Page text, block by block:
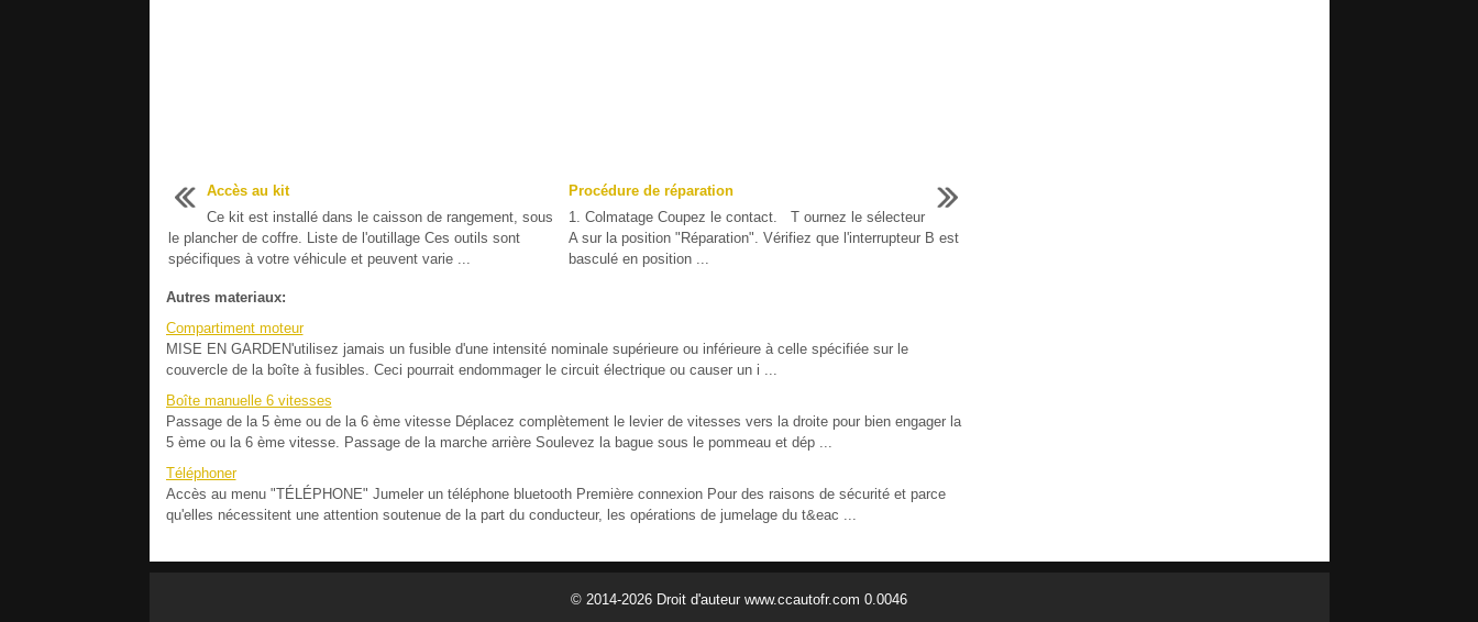
Accès au kit
Ce kit est installé dans le caisson de rangement, sous
le plancher de coffre. Liste de l'outillage Ces outils sont
spécifiques à votre véhicule et peuvent varie ...
Procédure de réparation
1. Colmatage Coupez le contact. T ournez le sélecteur
A sur la position "Réparation". Vérifiez que l'interrupteur B est
basculé en position ...
Autres materiaux:
Compartiment moteur
MISE EN GARDEN'utilisez jamais un fusible d'une intensité nominale supérieure ou inférieure à celle spécifiée sur le
couvercle de la boîte à fusibles. Ceci pourrait endommager le circuit électrique ou causer un i ...
Boîte manuelle 6 vitesses
Passage de la 5 ème ou de la 6 ème vitesse Déplacez complètement le levier de vitesses vers la droite pour bien engager la
5 ème ou la 6 ème vitesse. Passage de la marche arrière Soulevez la bague sous le pommeau et dép ...
Téléphoner
Accès au menu "TÉLÉPHONE" Jumeler un téléphone bluetooth Première connexion Pour des raisons de sécurité et parce
qu'elles nécessitent une attention soutenue de la part du conducteur, les opérations de jumelage du t&eac ...
© 2014-2026 Droit d'auteur www.ccautofr.com 0.0046